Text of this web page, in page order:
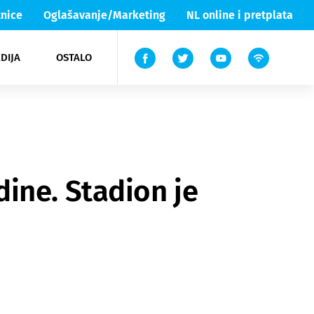
Oglašavanje/Marketing NL online i pretplata
OSTALO
Lika & Senj
TV
Stadion je